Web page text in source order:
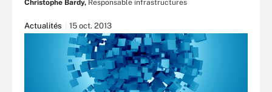
Christophe Bardy, Responsable infrastructures
Actualités 15 oct. 2013